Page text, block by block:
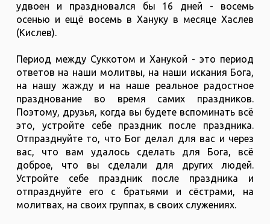
удвоен и праздновался бы 16 дней - восемь
осенью и ещё восемь в Хануку в месяце Хаслев
(Кислев).
Период между Суккотом и Ханукой - это период
ответов на наши молитвы, на наши искания Бога,
на нашу жажду и на наше реальное радостное
празднование во время самих праздников.
Поэтому, друзья, когда вы будете вспоминать всё
это, устройте себе праздник после праздника.
Отпразднуйте то, что Бог делал для вас и через
вас, что вам удалось сделать для Бога, всё
доброе, что вы сделали для других людей.
Устройте себе праздник после праздника и
отпразднуйте его с братьями и сёстрами, на
молитвах, на своих группах, в своих служениях.